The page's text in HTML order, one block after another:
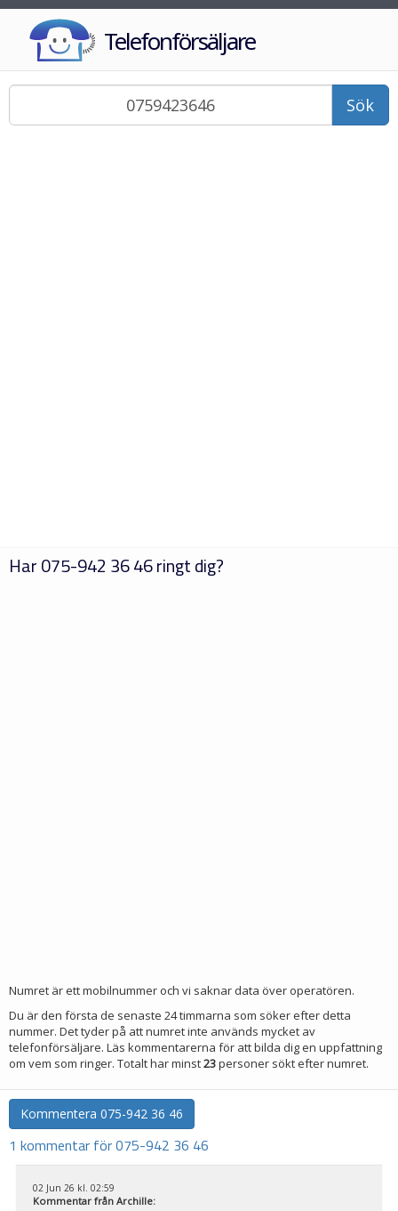
Telefonförsäljare
Sök
Har075-942 36 46ringt dig?
Numret är ett mobilnummer och vi saknar data över operatören.
Du är den första de senaste 24 timmarna som söker efter detta
nummer. Det tyder på att numret inte används mycket av
telefonförsäljare. Läs kommentarerna för att bilda dig en uppfattning
om vem som ringer. Totalt har minst23personer sökt efter numret.
Kommentera 075-942 36 46
1 kommentar för 075-942 36 46
02 Jun 26 kl. 02:59
Kommentar från Archille: